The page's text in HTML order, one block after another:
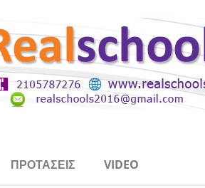
ΠΡΟΤΆΣΕΙΣ VIDEO